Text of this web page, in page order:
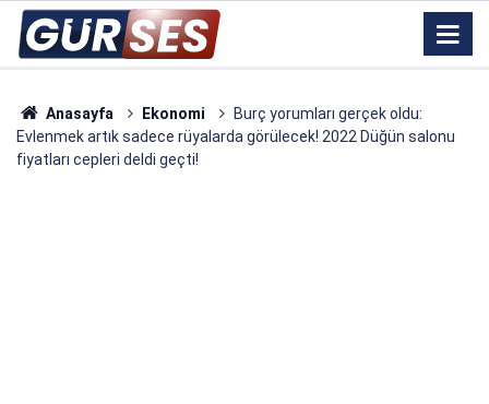
Anasayfa Ekonomi
Burç yorumları gerçek oldu:
Evlenmek artık sadece rüyalarda görülecek! 2022 Düğün salonu
fiyatları cepleri deldi geçti!